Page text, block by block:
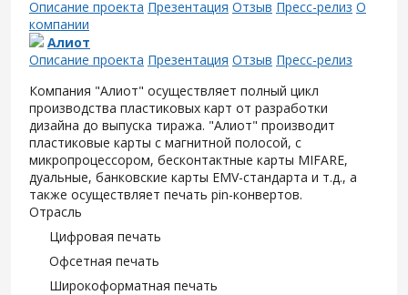
Описание проекта Презентация Отзыв Пресс-релиз О
компании
Алиот
Описание проекта Презентация Отзыв Пресс-релиз
Компания "Алиот" осуществляет полный цикл
производства пластиковых карт от разработки
дизайна до выпуска тиража. "Алиот" производит
пластиковые карты с магнитной полосой, с
микропроцессором, бесконтактные карты MIFARE,
дуальные, банковские карты EMV-стандарта и т.д., а
также осуществляет печать pin-конвертов.
Отрасль
Цифровая печать
Офсетная печать
Широкоформатная печать